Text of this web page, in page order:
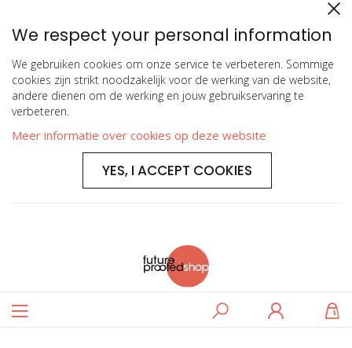
We respect your personal information
We gebruiken cookies om onze service te verbeteren. Sommige
cookies zijn strikt noodzakelijk voor de werking van de website,
andere dienen om de werking en jouw gebruikservaring te
verbeteren.
Meer informatie over cookies op deze website
YES, I ACCEPT COOKIES
Toggle
Zoeken